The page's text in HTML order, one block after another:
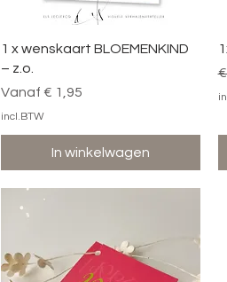
Snel overzicht
1 x wenskaart BLOEMENKIND
– z.o.
Vanaf € 1,95
Verkoopprijs
incl.BTW
In winkelwagen